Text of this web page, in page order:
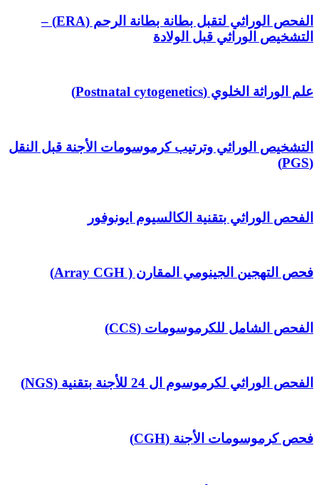
الفحص الوراثي لتقبل بطانة بطانة الرحم (ERA) –
التشخيص الوراثي قبل الولادة
علم الوراثة الخلوي (Postnatal cytogenetics)
التشخيص الوراثي وترتيب كرموسومات الأجنة قبل النقل
(PGS)
الفحص الوراثي بتقنية الكالسيوم ايونوفور
فحص التهجين الجينومي المقارن ( Array CGH)
الفحص الشامل للكرموسومات (CCS)
الفحص الوراثي لكرموسوم ال 24 للأجنة بتقنية (NGS)
فحص كرموسومات الأجنة (CGH)